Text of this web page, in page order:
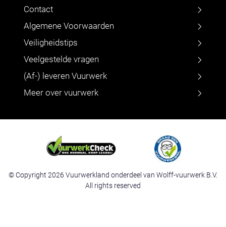
Contact
Algemene Voorwaarden
Veiligheidstips
Veelgestelde vragen
(Af-) leveren Vuurwerk
Meer over vuurwerk
© Copyright 2026 Vuurwerkland onderdeel van Wolff-vuurwerk B.V.
All rights reserved